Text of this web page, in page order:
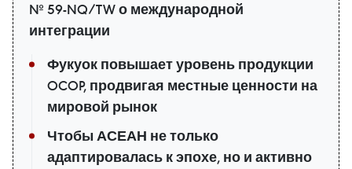
№ 59-NQ/TW о международной
интеграции
Фукуок повышает уровень продукции
OCOP, продвигая местные ценности на
мировой рынок
Чтобы АСЕАН не только
адаптировалась к эпохе, но и активно